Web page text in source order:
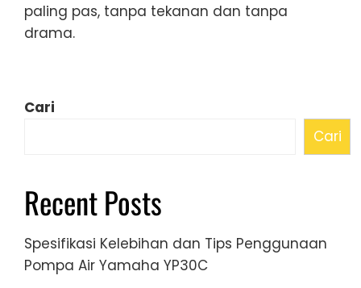
paling pas, tanpa tekanan dan tanpa
drama.
Cari
Cari
Recent Posts
Spesifikasi Kelebihan dan Tips Penggunaan
Pompa Air Yamaha YP30C